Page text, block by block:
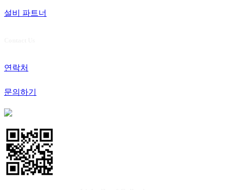
설비 파트너
연락처
문의하기